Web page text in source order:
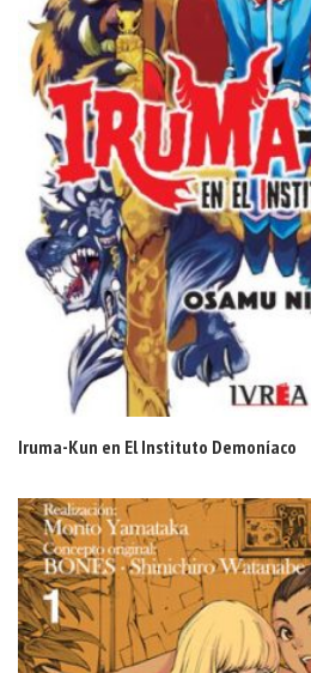
Iruma-Kun en El Instituto Demoníaco